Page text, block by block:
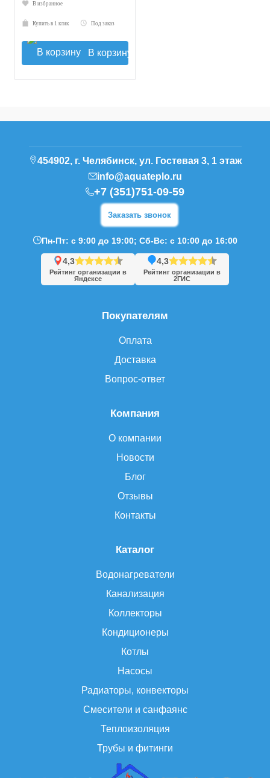
В избранное
Купить в 1 клик Под заказ
В корзину
Каталог
Водонагреватели
Канализация
Коллекторы
Кондиционеры
Котлы
Насосы
Радиаторы, конвекторы
Смесители и санфаянс
Теплоизоляция
Трубы и фитинги
Компания
О компании
Новости
Блог
Отзывы
Контакты
Покупателям
Оплата
Доставка
Вопрос-ответ
454902, г. Челябинск, ул. Гостевая 3, 1 этаж
info@aquateplo.ru
+7 (351)751-09-59
Заказать звонок
Пн-Пт: с 9:00 до 19:00; Сб-Вс: с 10:00 до 16:00
4,3
Рейтинг организации в
Яндексе
4,3
Рейтинг организации в
2ГИС